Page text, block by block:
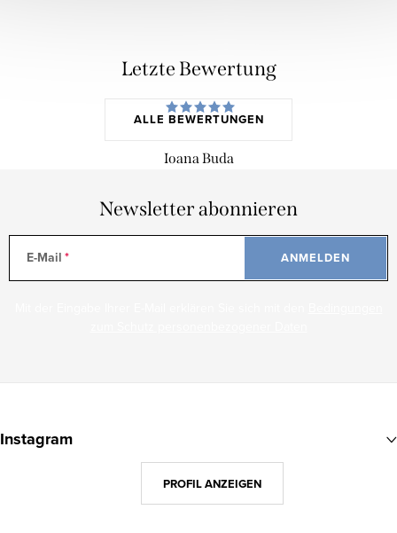
Letzte Bewertung
ALLE BEWERTUNGEN
Ioana Buda
Newsletter abonnieren
E-Mail ANMELDEN
uInstagram
PROFIL ANZEIGEN